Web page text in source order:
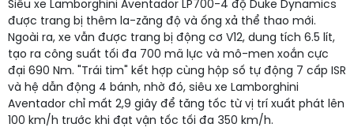
Siêu xe Lamborghini Aventador LP700-4 độ Duke Dynamics
được trang bị thêm la-zăng độ và ống xả thể thao mới.
Ngoài ra, xe vẫn được trang bị động cơ V12, dung tích 6.5 lít,
tạo ra công suất tối đa 700 mã lực và mô-men xoắn cực
đại 690 Nm. "Trái tim" kết hợp cùng hộp số tự động 7 cấp ISR
và hệ dẫn động 4 bánh, nhờ đó, siêu xe Lamborghini
Aventador chỉ mất 2,9 giây để tăng tốc từ vị trí xuất phát lên
100 km/h trước khi đạt vận tốc tối đa 350 km/h.